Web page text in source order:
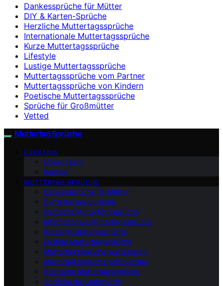
Dankessprüche für Mütter
DIY & Karten-Sprüche
Herzliche Muttertagssprüche
Internationale Muttertagssprüche
Kurze Muttertagssprüche
Lifestyle
Lustige Muttertagssprüche
Muttertagssprüche vom Partner
Muttertagssprüche von Kindern
Poetische Muttertagssprüche
Sprüche für Großmütter
Vetted
Muttertag Sprüche
ÜBER UNS
Unser Team
Kontakt
MUTTERTAG SPRÜCHE
Dankessprüche für Mütter
DIY & Karten-Sprüche
Herzliche Muttertagssprüche
Internationale Muttertagssprüche
Kurze Muttertagssprüche
Lustige Muttertagssprüche
Muttertagssprüche von Kindern
Muttertagssprüche vom Partner
Poetische Muttertagssprüche
Sprüche für Großmütter